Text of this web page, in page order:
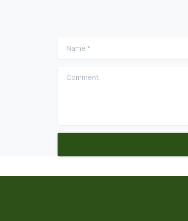
Name
Comment